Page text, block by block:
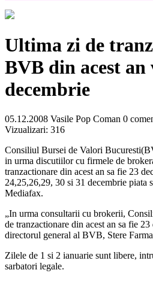
Ultima zi de
BVB din acest an
decembrie
05.12.2008 Vasile Pop Coman 0
Vizualizari: 316
Consiliul Bursei de Valori
in urma discutiilor cu firmele de
tranzactionare din acest an sa fie 23
24,25,26,29, 30 si 31 decembrie piata
Mediafax.
„In urma consultarii cu brokerii,
de tranzactionare din acest an sa fie
directorul general al BVB, Stere
Zilele de 1 si 2 ianuarie sunt libere,
sarbatori legale.